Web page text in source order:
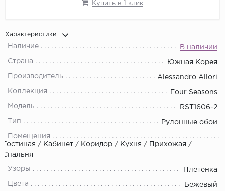
Купить в 1 клик
Характеристики
Наличие В наличии
Страна Южная Корея
Производитель Alessandro Allori
Коллекция Four Seasons
Модель RST1606-2
Тип Рулонные обои
Помещения
Гостиная / Кабинет / Коридор / Кухня / Прихожая /
Спальня
Узоры Плетенка
Цвета Бежевый